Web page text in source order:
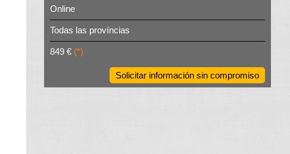
Online
Todas las províncias
849 € (*)
Solicitar información sin compromiso